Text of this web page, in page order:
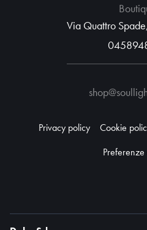
Via Quattro
Privacy policy Cookie